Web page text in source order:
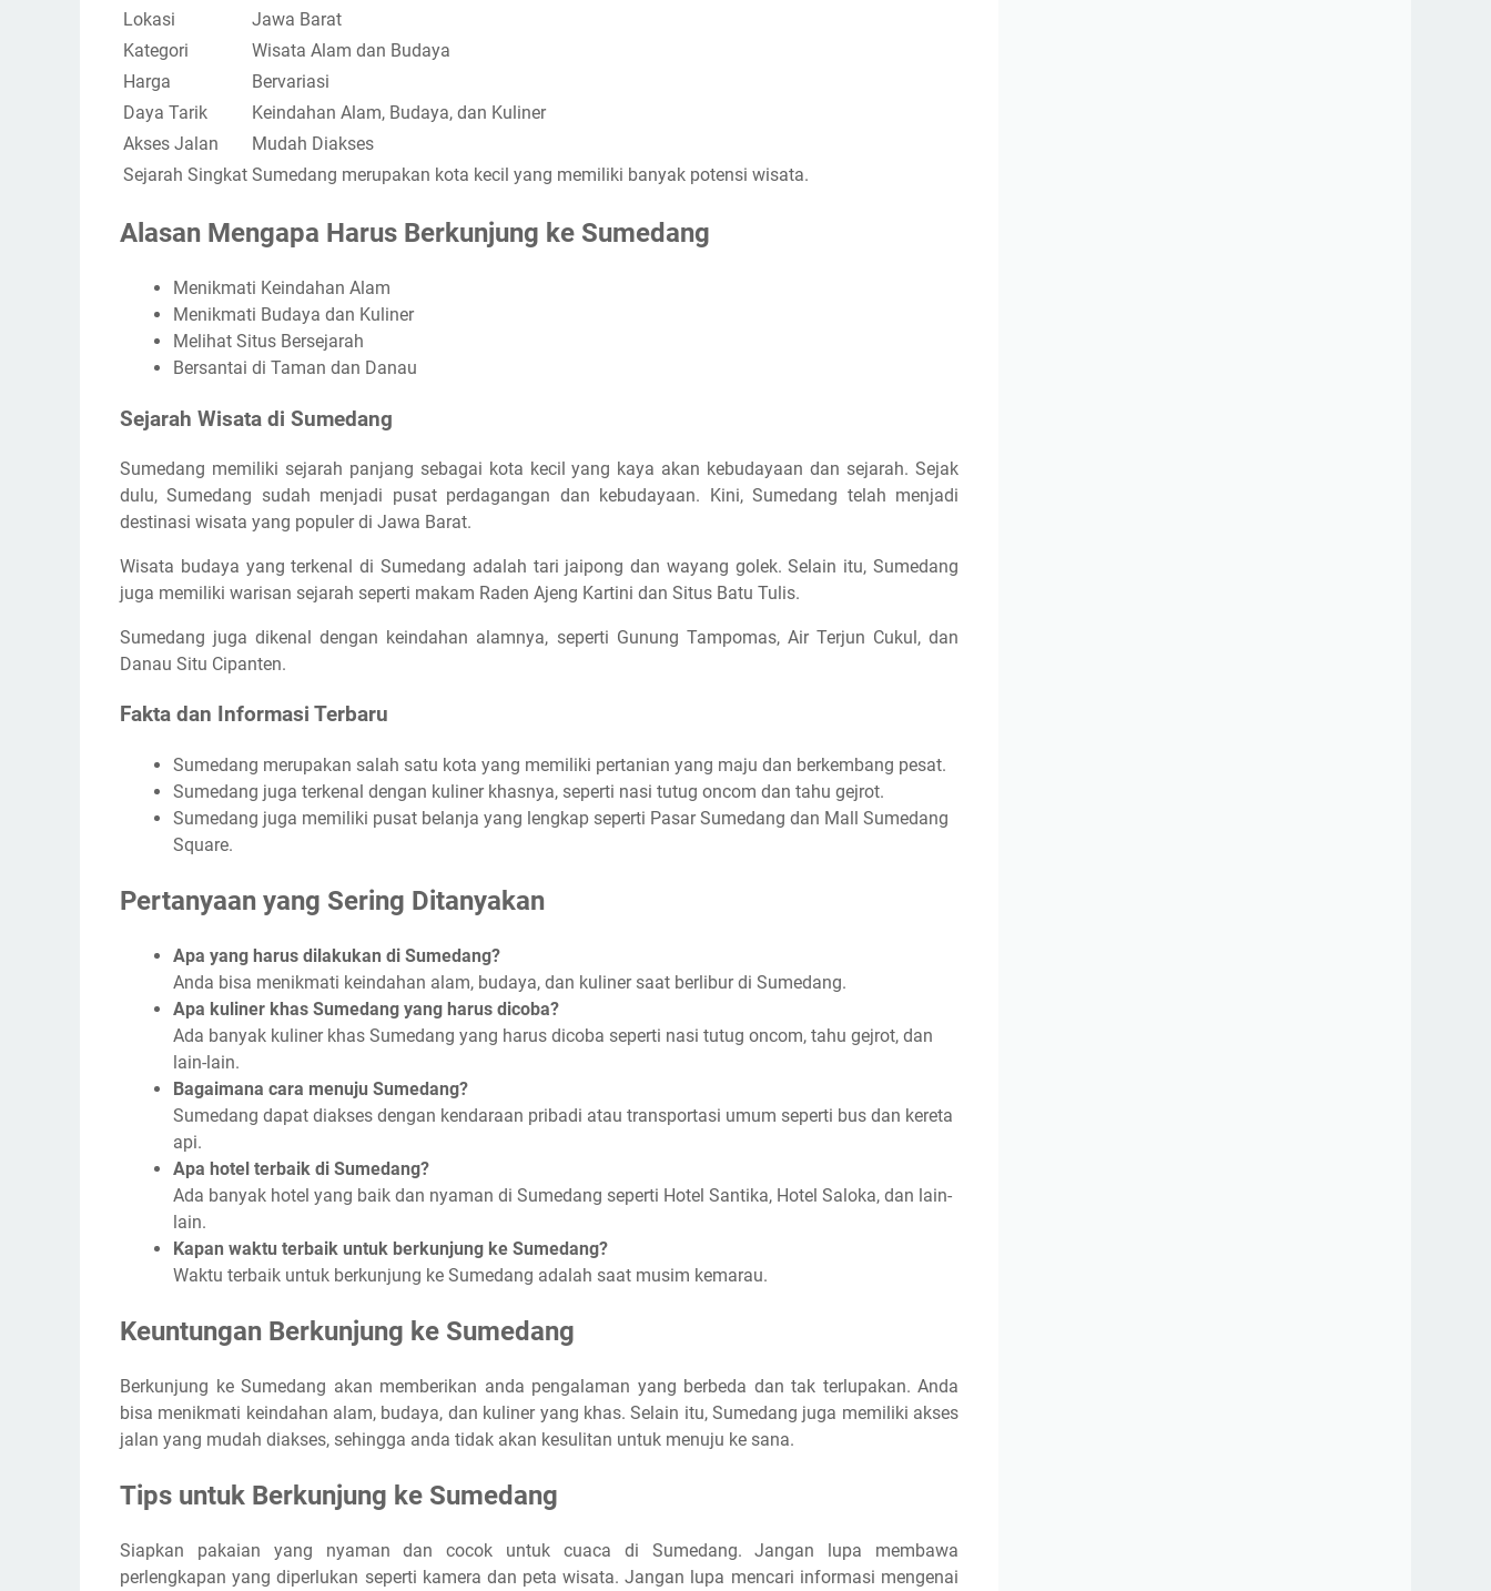
Lokasi
Jawa Barat
Kategori
Wisata Alam dan Budaya
Harga
Bervariasi
Daya Tarik
Keindahan Alam, Budaya, dan Kuliner
Akses Jalan
Mudah Diakses
Sejarah Singkat Sumedang merupakan kota kecil yang memiliki banyak potensi wisata.
Alasan Mengapa Harus Berkunjung ke Sumedang
Menikmati Keindahan Alam
Menikmati Budaya dan Kuliner
Melihat Situs Bersejarah
Bersantai di Taman dan Danau
Sejarah Wisata di Sumedang
Sumedang memiliki sejarah panjang sebagai kota kecil yang kaya akan kebudayaan dan sejarah. Sejak
dulu, Sumedang sudah menjadi pusat perdagangan dan kebudayaan. Kini, Sumedang telah menjadi
destinasi wisata yang populer di Jawa Barat.
Wisata budaya yang terkenal di Sumedang adalah tari jaipong dan wayang golek. Selain itu, Sumedang
juga memiliki warisan sejarah seperti makam Raden Ajeng Kartini dan Situs Batu Tulis.
Sumedang juga dikenal dengan keindahan alamnya, seperti Gunung Tampomas, Air Terjun Cukul, dan
Danau Situ Cipanten.
Fakta dan Informasi Terbaru
Sumedang merupakan salah satu kota yang memiliki pertanian yang maju dan berkembang pesat.
Sumedang juga terkenal dengan kuliner khasnya, seperti nasi tutug oncom dan tahu gejrot.
Sumedang juga memiliki pusat belanja yang lengkap seperti Pasar Sumedang dan Mall Sumedang
Square.
Pertanyaan yang Sering Ditanyakan
Apa yang harus dilakukan di Sumedang?
Anda bisa menikmati keindahan alam, budaya, dan kuliner saat berlibur di Sumedang.
Apa kuliner khas Sumedang yang harus dicoba?
Ada banyak kuliner khas Sumedang yang harus dicoba seperti nasi tutug oncom, tahu gejrot, dan
lain-lain.
Bagaimana cara menuju Sumedang?
Sumedang dapat diakses dengan kendaraan pribadi atau transportasi umum seperti bus dan kereta
api.
Apa hotel terbaik di Sumedang?
Ada banyak hotel yang baik dan nyaman di Sumedang seperti Hotel Santika, Hotel Saloka, dan lain-
lain.
Kapan waktu terbaik untuk berkunjung ke Sumedang?
Waktu terbaik untuk berkunjung ke Sumedang adalah saat musim kemarau.
Keuntungan Berkunjung ke Sumedang
Berkunjung ke Sumedang akan memberikan anda pengalaman yang berbeda dan tak terlupakan. Anda
bisa menikmati keindahan alam, budaya, dan kuliner yang khas. Selain itu, Sumedang juga memiliki akses
jalan yang mudah diakses, sehingga anda tidak akan kesulitan untuk menuju ke sana.
Tips untuk Berkunjung ke Sumedang
Siapkan pakaian yang nyaman dan cocok untuk cuaca di Sumedang. Jangan lupa membawa
perlengkapan yang diperlukan seperti kamera dan peta wisata. Jangan lupa mencari informasi mengenai